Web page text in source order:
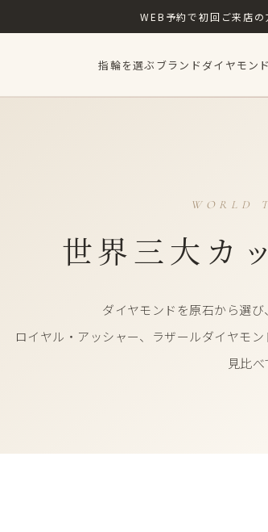
WEB予約で​初回ご来店
指輪を選ぶ ブランド ダイヤモンド
WORLD
世界三大カ
ダイヤモンドを​原石から​選び
ロイヤル・アッシャー、​ラザールダイヤモ
見比べ